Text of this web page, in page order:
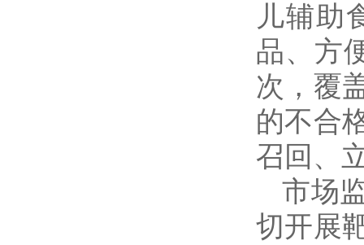
儿辅助
品、方
次，覆
的不合
召回、
市场
切开展